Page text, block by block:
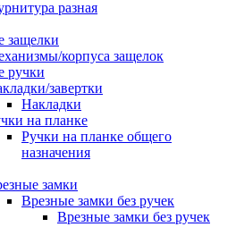
разная
защелки
корпуса защелок
ручки
завертки
Накладки
на планке
Ручки на планке общего
назначения
замки
Врезные замки без ручек
Врезные замки без ручек